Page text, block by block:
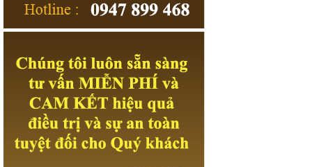
Questionsto embody the face of the camouflage oil. why Homicide
used to killing, inertia is not over, the last shot.Is not this a tragedy He
is not a soldier, not down from the battlefield, will do it Not
smaller.